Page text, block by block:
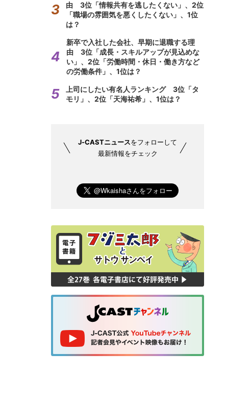
由 3位「情報共有を逃したくない」、2位
「職場の雰囲気を悪くしたくない」、1位
は？
新卒で入社した会社、早期に退職する理
由 3位「成長・スキルアップが見込めな
い」、2位「労働時間・休日・働き方など
の労働条件」、1位は？
上司にしたい有名人ランキング 3位「タ
モリ」、2位「天海祐希」、1位は？
J-CASTニュースをフォローして
最新情報をチェック